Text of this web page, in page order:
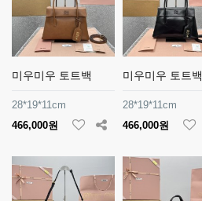
미우미우 토트백
28*19*11cm
466,000원
미우미우 토트백
28*19*11cm
466,000원